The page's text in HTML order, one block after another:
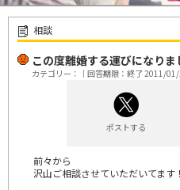
相談
この度離婚する運びになりま
カテゴリー：｜回答期限：終了 2011/
ポストする
前々から
沢山ご相談させていただいてます！